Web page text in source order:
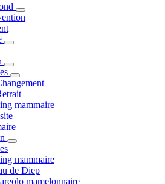
mammaire
mammaire
de Diep
mamelonnaire